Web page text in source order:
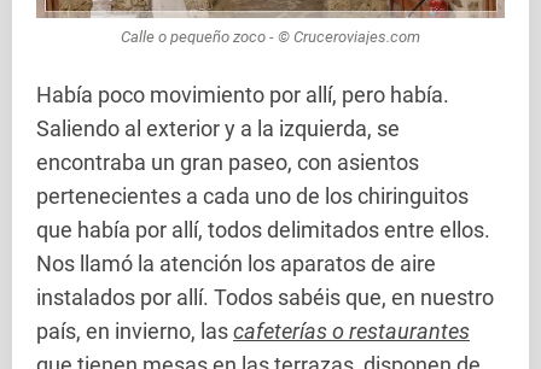
Calle o pequeño zoco - © Cruceroviajes.com
Había poco movimiento por allí, pero había.
Saliendo al exterior y a la izquierda, se
encontraba un gran paseo, con asientos
pertenecientes a cada uno de los chiringuitos
que había por allí, todos delimitados entre ellos.
Nos llamó la atención los aparatos de aire
instalados por allí. Todos sabéis que, en nuestro
país, en invierno, lascafeterías o restaurantes